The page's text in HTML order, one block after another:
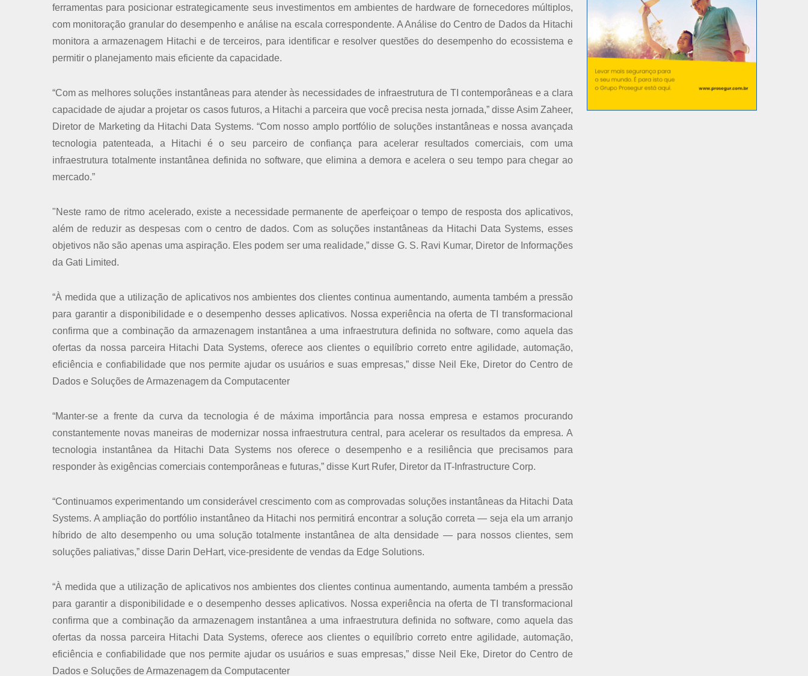
ferramentas para posicionar estrategicamente seus investimentos em ambientes de hardware de fornecedores múltiplos,
com monitoração granular do desempenho e análise na escala correspondente. A Análise do Centro de Dados da Hitachi
monitora a armazenagem Hitachi e de terceiros, para identificar e resolver questões do desempenho do ecossistema e
permitir o planejamento mais eficiente da capacidade.
“Com as melhores soluções instantâneas para atender às necessidades de infraestrutura de TI contemporâneas e a clara
capacidade de ajudar a projetar os casos futuros, a Hitachi a parceira que você precisa nesta jornada,” disse Asim Zaheer,
Diretor de Marketing da Hitachi Data Systems. “Com nosso amplo portfólio de soluções instantâneas e nossa avançada
tecnologia patenteada, a Hitachi é o seu parceiro de confiança para acelerar resultados comerciais, com uma
infraestrutura totalmente instantânea definida no software, que elimina a demora e acelera o seu tempo para chegar ao
mercado.”
"Neste ramo de ritmo acelerado, existe a necessidade permanente de aperfeiçoar o tempo de resposta dos aplicativos,
além de reduzir as despesas com o centro de dados. Com as soluções instantâneas da Hitachi Data Systems, esses
objetivos não são apenas uma aspiração. Eles podem ser uma realidade,” disse G. S. Ravi Kumar, Diretor de Informações
da Gati Limited.
“À medida que a utilização de aplicativos nos ambientes dos clientes continua aumentando, aumenta também a pressão
para garantir a disponibilidade e o desempenho desses aplicativos. Nossa experiência na oferta de TI transformacional
confirma que a combinação da armazenagem instantânea a uma infraestrutura definida no software, como aquela das
ofertas da nossa parceira Hitachi Data Systems, oferece aos clientes o equilíbrio correto entre agilidade, automação,
eficiência e confiabilidade que nos permite ajudar os usuários e suas empresas,” disse Neil Eke, Diretor do Centro de
Dados e Soluções de Armazenagem da Computacenter
“Manter-se a frente da curva da tecnologia é de máxima importância para nossa empresa e estamos procurando
constantemente novas maneiras de modernizar nossa infraestrutura central, para acelerar os resultados da empresa. A
tecnologia instantânea da Hitachi Data Systems nos oferece o desempenho e a resiliência que precisamos para
responder às exigências comerciais contemporâneas e futuras,” disse Kurt Rufer, Diretor da IT-Infrastructure Corp.
“Continuamos experimentando um considerável crescimento com as comprovadas soluções instantâneas da Hitachi Data
Systems. A ampliação do portfólio instantâneo da Hitachi nos permitirá encontrar a solução correta ― seja ela um arranjo
híbrido de alto desempenho ou uma solução totalmente instantânea de alta densidade ― para nossos clientes, sem
soluções paliativas,” disse Darin DeHart, vice-presidente de vendas da Edge Solutions.
“À medida que a utilização de aplicativos nos ambientes dos clientes continua aumentando, aumenta também a pressão
para garantir a disponibilidade e o desempenho desses aplicativos. Nossa experiência na oferta de TI transformacional
confirma que a combinação da armazenagem instantânea a uma infraestrutura definida no software, como aquela das
ofertas da nossa parceira Hitachi Data Systems, oferece aos clientes o equilíbrio correto entre agilidade, automação,
eficiência e confiabilidade que nos permite ajudar os usuários e suas empresas,” disse Neil Eke, Diretor do Centro de
Dados e Soluções de Armazenagem da Computacenter